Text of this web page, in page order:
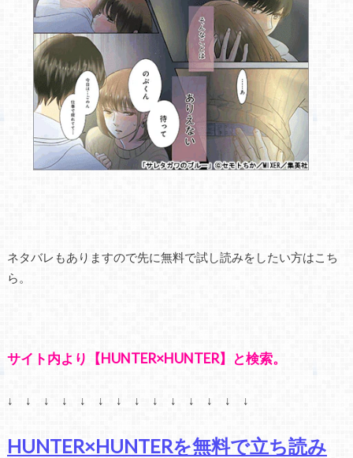
ネタバレもありますので先に無料で試し読みをしたい方はこち
ら。
サイト内より【HUNTER×HUNTER】と検索。
↓ ↓ ↓ ↓ ↓ ↓ ↓ ↓ ↓ ↓ ↓ ↓ ↓ ↓
HUNTER×HUNTERを無料で立ち読み